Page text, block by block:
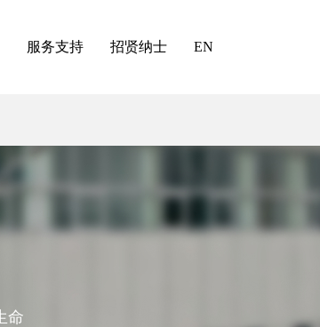
服务支持 招贤纳士 EN
命